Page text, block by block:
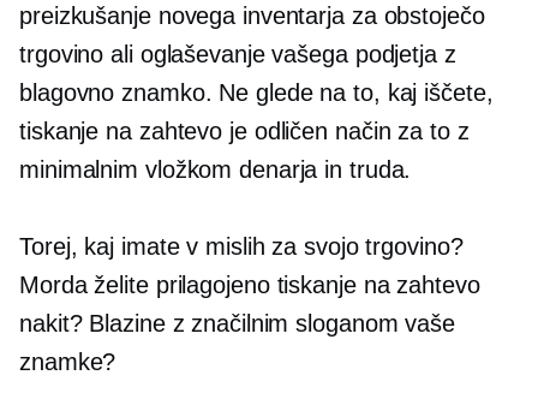
preizkušanje novega inventarja za obstoječo
trgovino ali oglaševanje vašega podjetja z
blagovno znamko. Ne glede na to, kaj iščete,
tiskanje na zahtevo je odličen način za to z
minimalnim vložkom denarja in truda.
Torej, kaj imate v mislih za svojo trgovino?
Morda želite prilagojeno tiskanje na zahtevo
nakit? Blazine z značilnim sloganom vaše
znamke?